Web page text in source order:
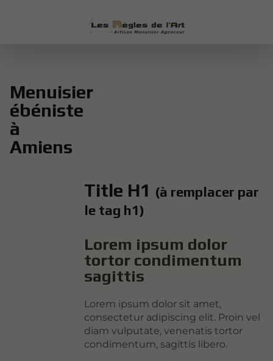
Menuisier
ébéniste
à
Amiens
Title H1 (à remplacer par
le tag h1)
Lorem ipsum dolor
tortor condimentum
sagittis
Lorem ipsum dolor sit amet,
consectetur adipiscing elit. Proin vel
diam vulputate, venenatis tortor
condimentum, sagittis libero.